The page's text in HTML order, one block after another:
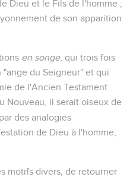
Dieu et le Fils de l'homme ;
de son apparition
en songe, qui trois fois
du Seigneur" et qui
de l'Ancien Testament
Nouveau, il serait oiseux de
des analogies
de Dieu à l'homme,
motifs divers, de retourner